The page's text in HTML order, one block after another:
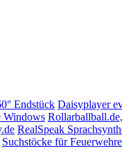
Endstück Daisyplayer
Windows
RealSpeak
Suchstöcke für